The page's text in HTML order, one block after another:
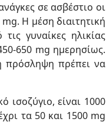
σε ασβέστιο οι
Η μέση διαιτητική
γυναίκες ηλικίας
650 mg ημερησίως.
πρόσληψη πρέπει να
ισοζύγιο, είναι 1000
τα 50 και 1500 mg